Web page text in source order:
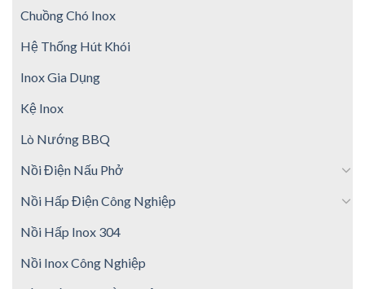
Chuồng Chó Inox
Hệ Thống Hút Khói
Inox Gia Dụng
Kệ Inox
Lò Nướng BBQ
Nồi Điện Nấu Phở
Nồi Hấp Điện Công Nghiệp
Nồi Hấp Inox 304
Nồi Inox Công Nghiệp